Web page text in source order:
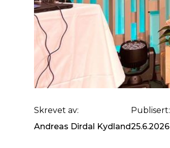
NMS Frivillighet (Norge).
Skrevet av:
Andreas Dirdal Kydland
Publisert:
25.6.2026